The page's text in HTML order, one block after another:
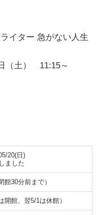
イター 急がない人生
（土） 11:15～
20(日)
ました
館30分前まで）
開館、翌5/1は休館）